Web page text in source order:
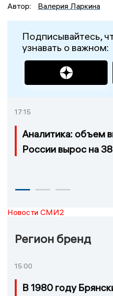
Автор:
Валерия Ларкина
Подписывайтесь,
узнавать о важном:
17:15
Аналитика: объем
России вырос на
Новости СМИ2
Регион бренд
15:00
В 1980 году